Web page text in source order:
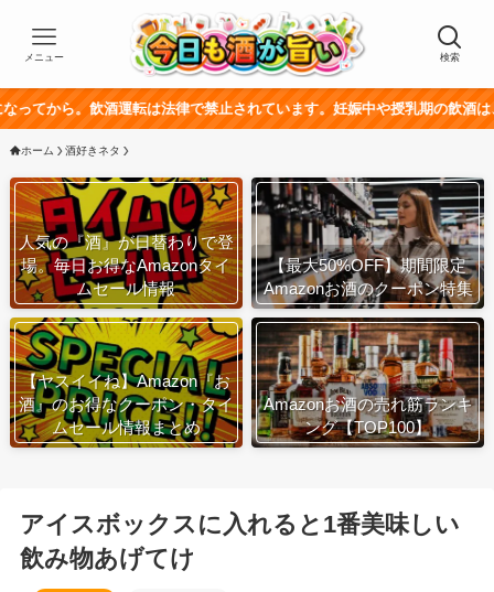
検索
メニュー
酒運転は法律で禁止されています。妊娠中や授乳期の飲酒は、胎児・乳幼
ホーム 酒好きネタ
人気の『酒』が日替わりで登
場。毎日お得なAmazonタイ
ムセール情報
【最大50%OFF】期間限定
Amazonお酒のクーポン特集
【ヤスイイね】Amazon『お
酒』のお得なクーポン・タイ
ムセール情報まとめ
Amazonお酒の売れ筋ランキ
ング【TOP100】
アイスボックスに入れると1番美味しい
飲み物あげてけ